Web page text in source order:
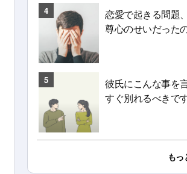
4
恋愛で起きる問題
尊心のせいだった
5
彼氏にこんな事を
すぐ別れるべきで
もっ